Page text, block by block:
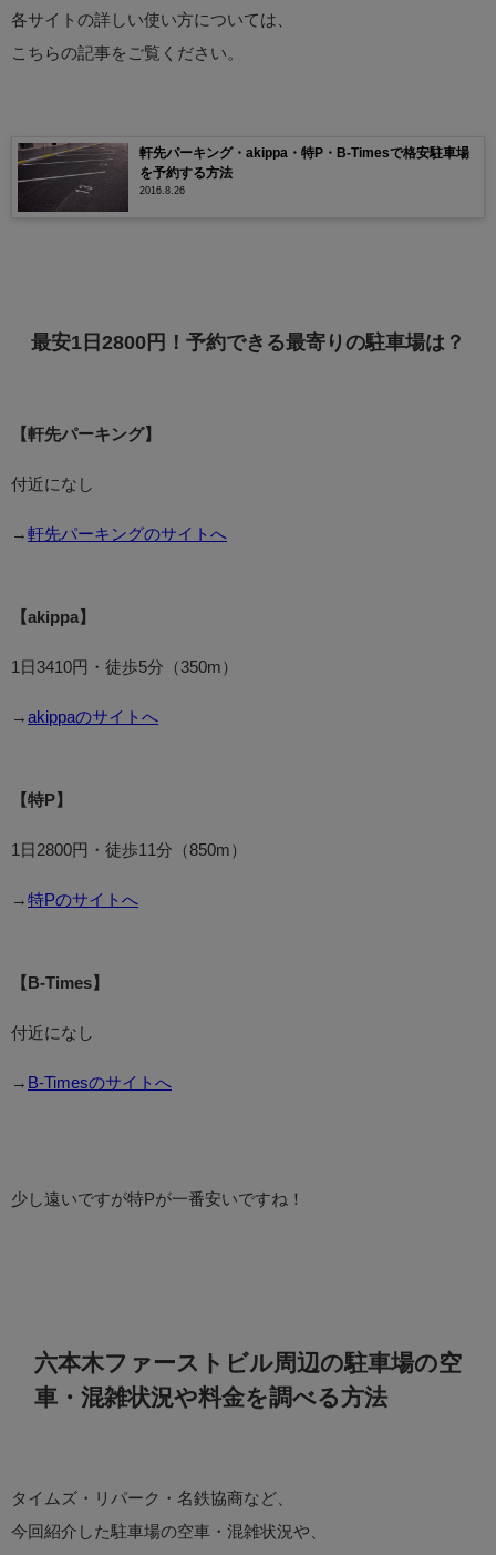
各サイトの詳しい使い方については、
こちらの記事をご覧ください。
軒先パーキング・akippa・特P・B-Timesで格安駐車場
を予約する方法
2016.8.26
最安1日2800円！予約できる最寄りの駐車場は？
【軒先パーキング】
付近になし
→ 軒先パーキングのサイトへ
【akippa】
1日3410円・徒歩5分（350m）
→ akippaのサイトへ
【特P】
1日2800円・徒歩11分（850m）
→ 特Pのサイトへ
【B-Times】
付近になし
→ B-Timesのサイトへ
少し遠いですが特Pが一番安いですね！
六本木ファーストビル周辺の駐車場の空
車・混雑状況や料金を調べる方法
タイムズ・リパーク・名鉄協商など、
今回紹介した駐車場の空車・混雑状況や、